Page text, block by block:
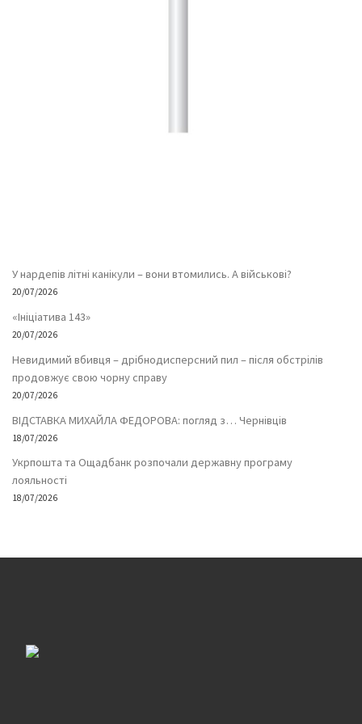
У нардепів літні канікули – вони втомились. А військові?
20/07/2026
«Ініціатива 143»
20/07/2026
Невидимий вбивця – дрібнодисперсний пил – після обстрілів
продовжує свою чорну справу
20/07/2026
ВІДСТАВКА МИХАЙЛА ФЕДОРОВА: погляд з… Чернівців
18/07/2026
Укрпошта та Ощадбанк розпочали державну програму
лояльності
18/07/2026